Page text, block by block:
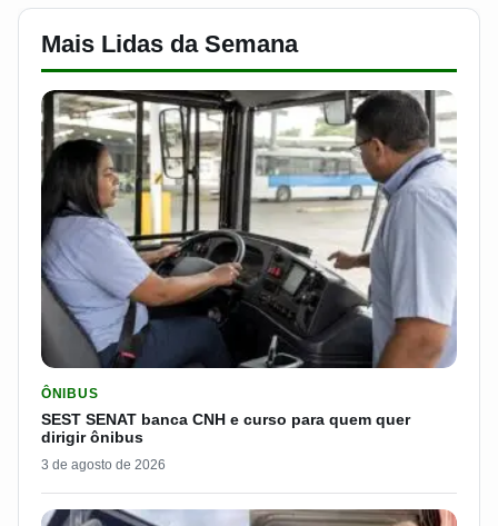
Mais Lidas da Semana
ÔNIBUS
SEST SENAT banca CNH e curso para quem quer
dirigir ônibus
3 de agosto de 2026